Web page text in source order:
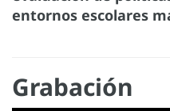
entornos escolares
Grabación